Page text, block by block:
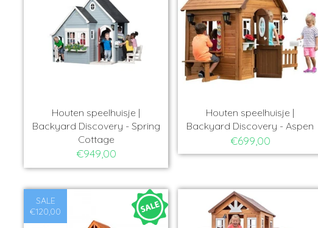
Houten speelhuisje |
Backyard Discovery - Spring
Cottage
€949,00
Houten speelhuisje |
Backyard Discovery - Aspen
€699,00
SALE
€120,00